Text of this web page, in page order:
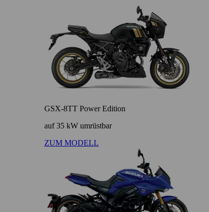
GSX-8TT Power Edition
auf 35 kW umrüstbar
ZUM MODELL